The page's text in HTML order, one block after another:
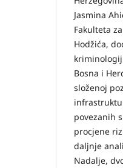
Jasmina
Fakulteta
Hodžića,
Bosna i
složenoj
povezanih
procjene
daljnje
Nadalje,